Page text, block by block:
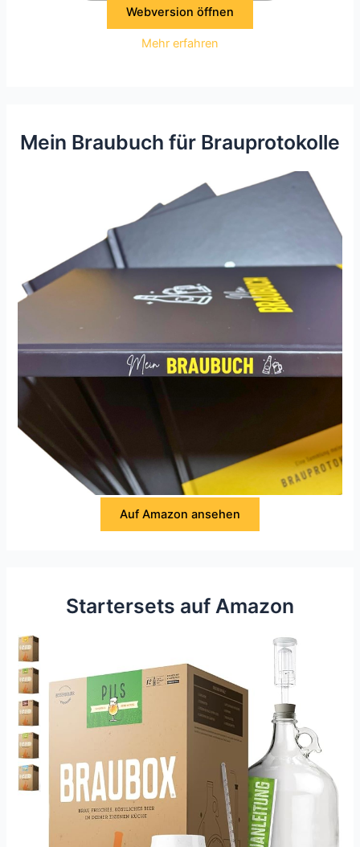
Webversion öffnen
Mehr erfahren
Mein Braubuch für Brauprotokolle
Auf Amazon ansehen
Startersets auf Amazon